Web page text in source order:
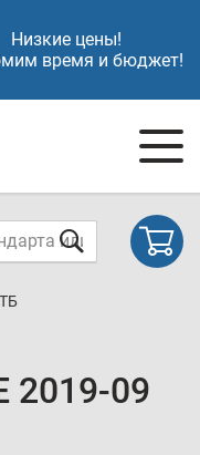
Низкие цены!
время и бюджет!
2019-09